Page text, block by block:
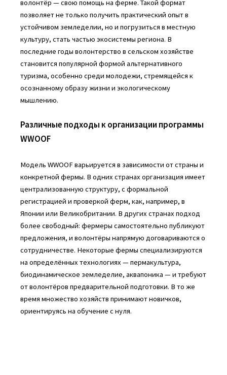
волонтёр — свою помощь на ферме. Такой формат
позволяет не только получить практический опыт в
устойчивом земледелии, но и погрузиться в местную
культуру, стать частью экосистемы региона. В
последние годы волонтерство в сельском хозяйстве
становится популярной формой альтернативного
туризма, особенно среди молодежи, стремящейся к
осознанному образу жизни и экологическому
мышлению.
Различные подходы к организации программы
WWOOF
Модель WWOOF варьируется в зависимости от страны и
конкретной фермы. В одних странах организация имеет
централизованную структуру, с формальной
регистрацией и проверкой ферм, как, например, в
Японии или Великобритании. В других странах подход
более свободный: фермеры самостоятельно публикуют
предложения, и волонтёры напрямую договариваются о
сотрудничестве. Некоторые фермы специализируются
на определённых технологиях — пермакультура,
биодинамическое земледелие, аквапоника — и требуют
от волонтёров предварительной подготовки. В то же
время множество хозяйств принимают новичков,
ориентируясь на обучение с нуля.